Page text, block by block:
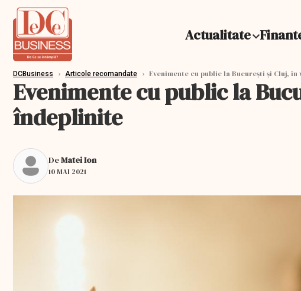
Actualitate
DCBusiness › Articole recomandate › Evenimente cu public la București și Cluj,
Evenimente cu public la
îndeplinite
DeMatei Ion
10 MAI 2021